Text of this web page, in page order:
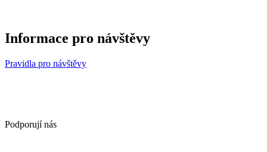
Informace pro návštěvy
Pravidla pro návštěvy
Podporují nás